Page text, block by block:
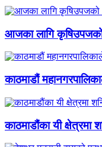
आजका लागि
काठमाडौं
काठमाडौंका यी क्षेत्रमा